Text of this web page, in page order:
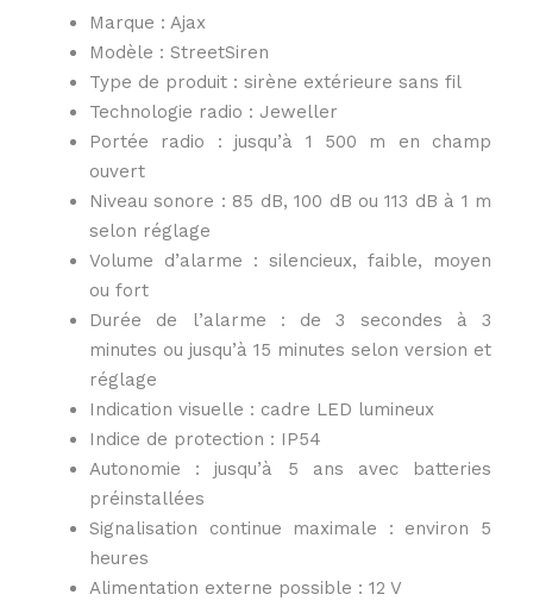
Marque : Ajax
Modèle : StreetSiren
Type de produit : sirène extérieure sans fil
Technologie radio : Jeweller
Portée radio : jusqu’à 1 500 m en champ
ouvert
Niveau sonore : 85 dB, 100 dB ou 113 dB à 1 m
selon réglage
Volume d’alarme : silencieux, faible, moyen
ou fort
Durée de l’alarme : de 3 secondes à 3
minutes ou jusqu’à 15 minutes selon version et
réglage
Indication visuelle : cadre LED lumineux
Indice de protection : IP54
Autonomie : jusqu’à 5 ans avec batteries
préinstallées
Signalisation continue maximale : environ 5
heures
Alimentation externe possible : 12 V